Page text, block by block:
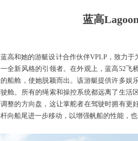
蓝高
蓝高和她的游艇设计合作伙伴VPLP，致力
一全新风格的引领者。在外观上，蓝高52飞
的船舱，使她脱颖而出。该游艇提供许多娱
驶舱。所有的绳索和操控系统都远离了生活
调整的方向盘，这让掌舵者在驾驶时拥有更
杆向船尾进一步移动，以增强帆船的性能，也